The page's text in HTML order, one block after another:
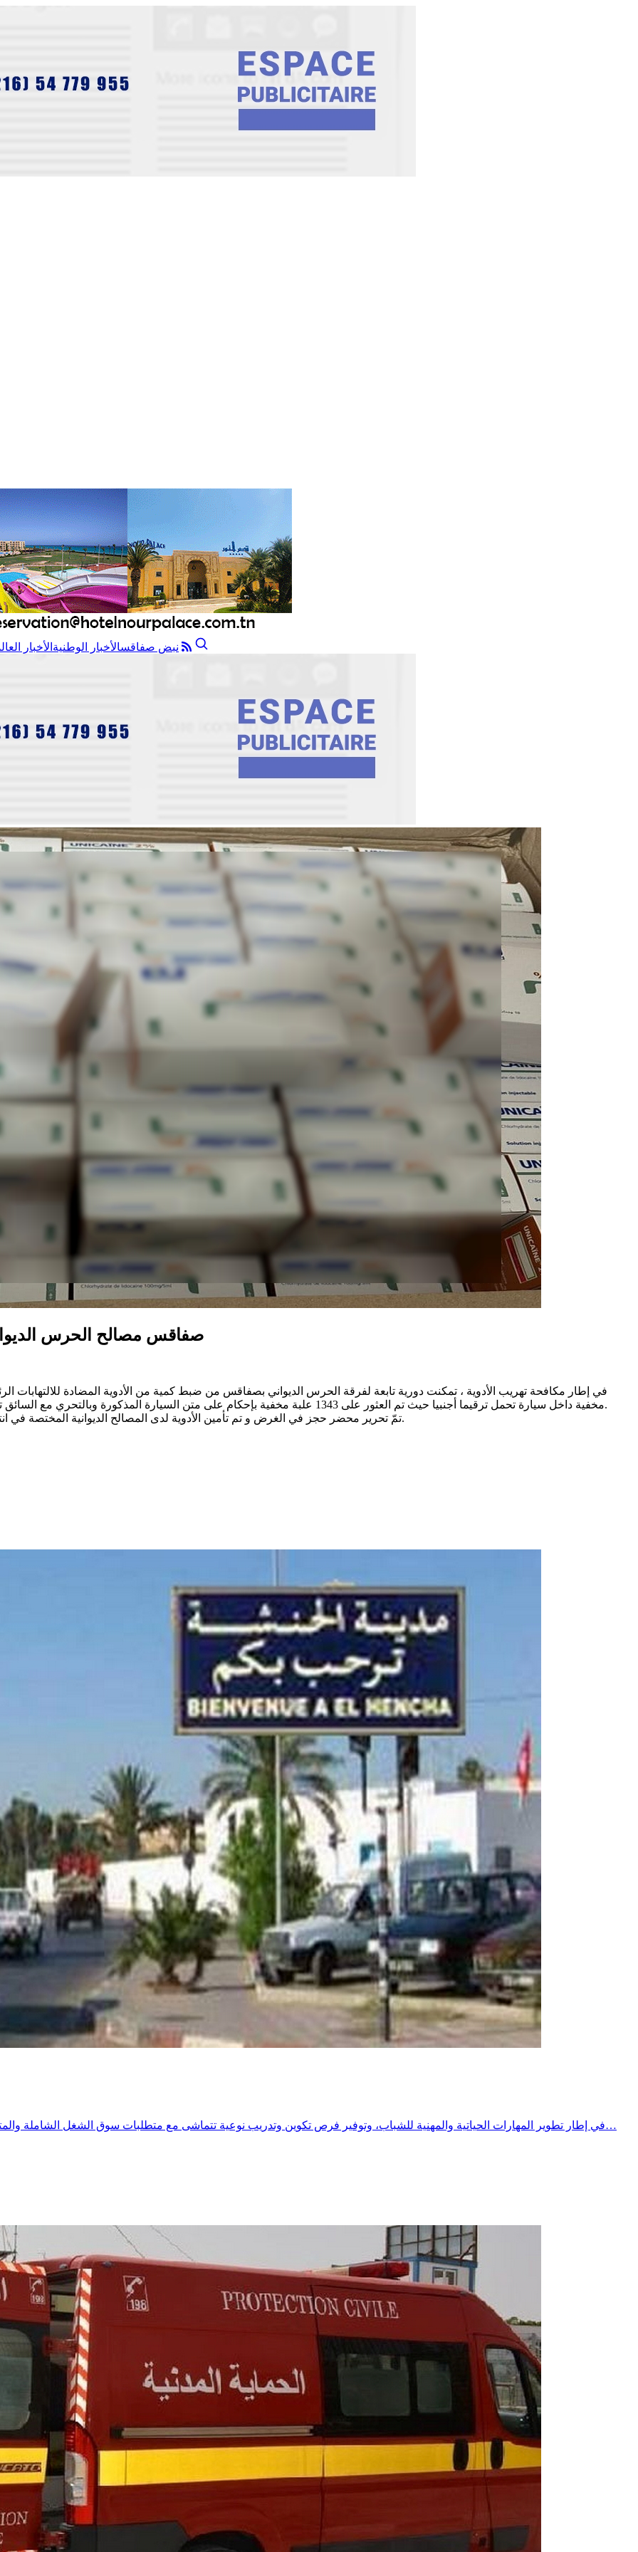
نبض صفاقسالأخبار الوطنية الأخبار
صفاقس مصالح الحرس
في إطار مكافحة تهريب الأدوية ، تمكنت دورية تابعة لفرقة الحرس الديواني بصفاقس من ضبط كمية من الأدوية المضادة للالتهابات
مخفية داخل سيارة تحمل ترقيما أجنبيا حيث تم العثور على 1343 علبة مخفية بإحكام على متن السيارة المذكورة وبالتحري مع السائق تبيّن أنّه كان ينوي تهريبها عبر المسالك البريّة إلى خارج التراب الوطني.
تمّ تحرير محضر حجز في الغرض و تم تأمين الأدوية لدى المصالح الديوانية المختصة في انتظار استكمال إجراءات إحالتها إلى الهياكل الصحية العمومية المختصّة.
​في إطار تطوير المهارات الحياتية والمهنية للشباب، وتوفير فرص تكوين وتدريب نوعية تتماشى مع متطلبات سوق الشغل الشاملة والمتجددة .​وتحت إشراف معتمدية الحنشة، وبشراكة استراتيجية بين مركز…